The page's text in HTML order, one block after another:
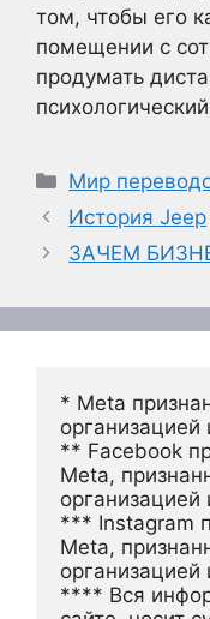
том, чтобы его
помещении с
продумать
Рубрики
Мир
История Jeep
ЗАЧЕМ
* Meta
** Facebook
Meta,
*** Instagram
Meta,
**** Вся